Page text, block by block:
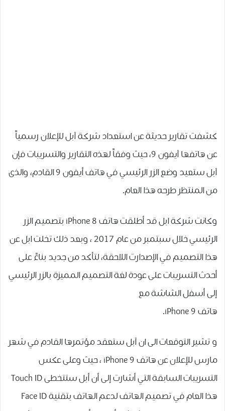
ﻛﺸﻔﺖ تقارير ﺣﺪﻳﺜﺔ عن استعداد شركة آبل ﻟﻺﻋﻼﻥ رسمياً
ﻋﻦ ﻫﺎتفها آﻳﻔﻮﻥ 9، حيث وفقاً لهذه التقارير والتسريبات فإن
آبل ستعيد ﻭﺿﻊ ﺍﻟﺰﺭ ﺍﻟﺮﺋﻴﺴﻲ ﻓﻲ ﻫﺎﺗﻒ ﺃﻳﻔﻮﻥ 9 ﺍﻟﻘﺎﺩﻡ، ﻭﺍﻟﺬﻯ
ﻣﻦ ﺍﻟﻤﻨﺘﻈﺮ ﻃﺮﺣﻪ ﻫﺬﺍ ﺍﻟﻌﺎﻡ.
وكانت ﺷﺮﻛﺔ ﺍﺑﻞ قد أطلقت ﻫﺎﺗﻒ iPhone 8 ﺑﺘﺼﻤﻴﻢ ﺍﻟﺰﺭ
ﺍﻟﺮﺋﻴﺴﻲ ﺧﻼﻝ ﺳﺒﺘﻤﺒﺮ ﻣﻦ ﻋﺎﻡ 2017 ، وبعد ذلك ﺗﺨﻠﺖ ﺍﺑﻞ ﻋﻦ
ﻫﺬﺍ ﺍﻟﺘﺼﻤﻴﻢ ﻓﻲ ﺍﻹﺻﺪﺍﺭﺕ ﺍﻟﻼﺣﻘﺔ، لتأكد من جديد بناءً على
ﺃﺣﺪﺙ ﺍﻟﺘﺴﺮﻳﺒﺎﺕ ﻋﻠﻰ ﻋﻮﺩﺓ ﻟﻐﺔ ﺍﻟﺘﺼﻤﻴﻢ ﺍﻟﻤﻤﻴﺰﺓ ﺑﺎﻟﺰﺭ ﺍﻟﺮﺋﻴﺴﻲ
ﺇﻟﻰ ﺃﺳﻔﻞ ﺍﻟﺸﺎﺷﺔ ﻣﻊ
ﻫﺎﺗﻒ iPhone 9.
و تشير التوقعات الى ان آبل ﺳﺘﻌﻘﺪ ﻣﺆﺗﻤﺮﻫﺎ ﺍﻟﻘﺎﺩﻡ ﻓﻲ ﺷﻬﺮ
ﻣﺎﺭﺱ ﻟﻺﻋﻼﻥ ﻋﻦ ﻫﺎﺗﻒ iPhone 9 ، حيث وعلى ﻋﻜﺲ
ﺍﻟﺘﺴﺮﻳﺒﺎﺕ ﺍﻟﺴﺎﺑﻘﺔ ﺍﻟﺘﻲ ﺃﺷﺎﺭﺕ ﺇﻟﻰ ﺃﻥ ﺃﺑﻞ ﺳﺘﺘﺨﻄﻰ Touch ID
ﻫﺬﺍ ﺍﻟﻌﺎﻡ ﻓﻲ ﺗﺼﻤﻴﻢ ﺍﻟﻬﺎﺗﻒ ﻟﺪﻋﻢ ﺍﻟﻬﺎﺗﻒ ﺑﺘﻘﻨﻴﺔ Face ID